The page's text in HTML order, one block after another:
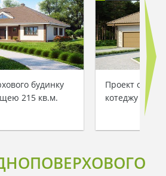
будинку
215 кв.м.
Проект
котеджу з